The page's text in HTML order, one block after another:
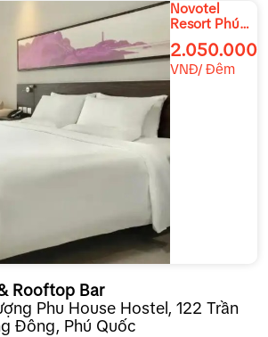
Novotel
Resort Phú
Quốc
2.050.000
VNĐ/ Đêm
Rooftop Bar
Phu House Hostel, 122 Trần
Đông, Phú Quốc